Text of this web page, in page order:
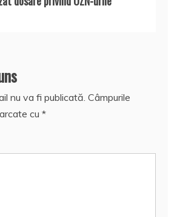
nu va fi publicată. Câmpurile
cu *